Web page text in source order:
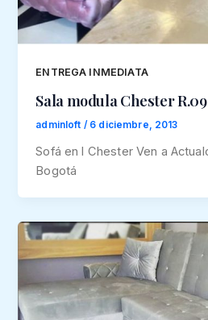
ENTREGA INMEDIATA
Sala modula Chester R.09
adminloft / 6 diciembre, 2013
Sofá en l Chester Ven a
Bogotá